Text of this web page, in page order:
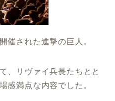
催された進撃の巨人。
、リヴァイ兵長たちとと
感満点な内容でした。